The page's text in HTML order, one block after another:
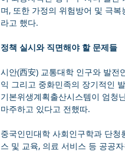
며, 또한 가정의 위험방어 및 극
라고 했다.
정책 실시와 직면해야 할 문제들
시안(西安) 교통대학 인구와 발전
익 그리고 중화민족의 장기적인
기본위생계획출산시스템이 엄청
마주하고 있다고 전했따.
중국인민대학 사회인구학과 단
스 및 교육, 의료 서비스 등 공공